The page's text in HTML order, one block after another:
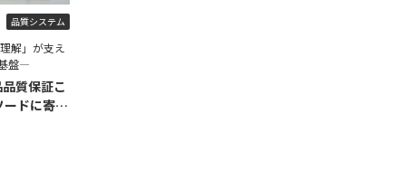
品質システム
解」が支え
盤―
質保証こ
ドに寄せ